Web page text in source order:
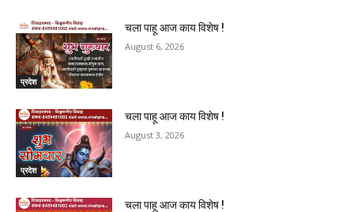
प्रदेश
चला पाहू आज काय विशेष !
August 6, 2026
प्रदेश
चला पाहू आज काय विशेष !
August 3, 2026
चला पाहू आज काय विशेष !